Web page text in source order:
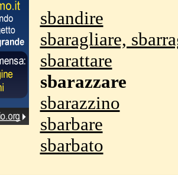
sbandire
sbaragliare,
sbarattare
sbarazzare
sbarazzino
sbarbare
sbarbato